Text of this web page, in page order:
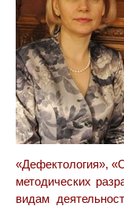
«Дефектология»,
методических
видам